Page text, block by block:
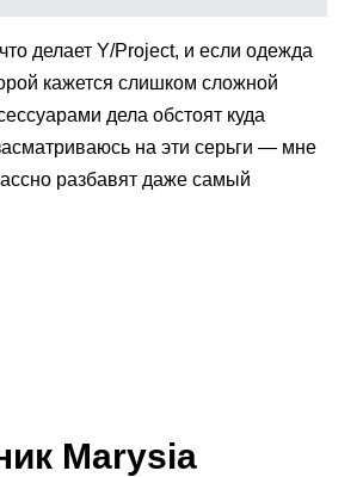
делает Y/Project, и если одежда
кажется слишком сложной
дела обстоят куда
на эти серьги — мне
разбавят даже самый
Marysia